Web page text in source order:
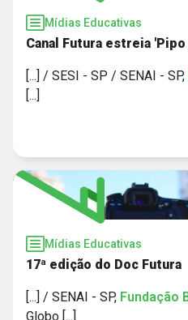
Mídias Educativas
Canal Futura estreia
[...] / SESI - SP / SENAI - SP,
[...]
Mídias Educativas
17ª edição do Doc Futura
[...] / SENAI - SP, Fundação
Globo [...]